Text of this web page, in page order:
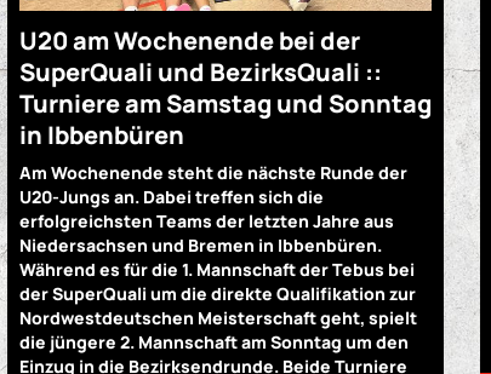
U20 am Wochenende bei der
SuperQuali und BezirksQuali ::
Turniere am Samstag und Sonntag
in Ibbenbüren
Am Wochenende steht die nächste Runde der
U20-Jungs an. Dabei treffen sich die
erfolgreichsten Teams der letzten Jahre aus
Niedersachsen und Bremen in Ibbenbüren.
Während es für die 1. Mannschaft der Tebus bei
der SuperQuali um die direkte Qualifikation zur
Nordwestdeutschen Meisterschaft geht, spielt
die jüngere 2. Mannschaft am Sonntag um den
Einzug in die Bezirksendrunde. Beide Turniere